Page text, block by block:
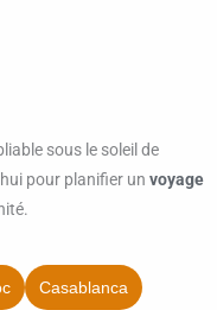
sous le soleil de
pour planifier un voyage
Casablanca